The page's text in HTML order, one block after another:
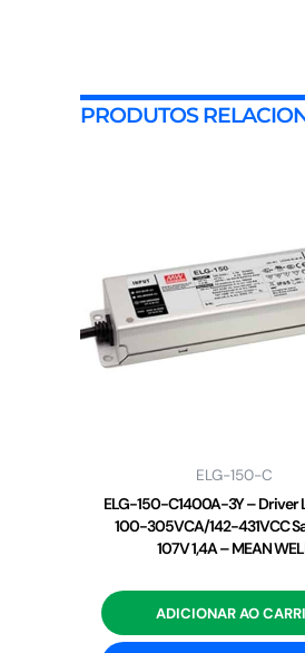
PRODUTOS
ELG-150-C
ELG-150-C1400A-3Y – Driver
100-305VCA/142-431VCC
107V 1,4A – MEAN
ADICIONAR AO